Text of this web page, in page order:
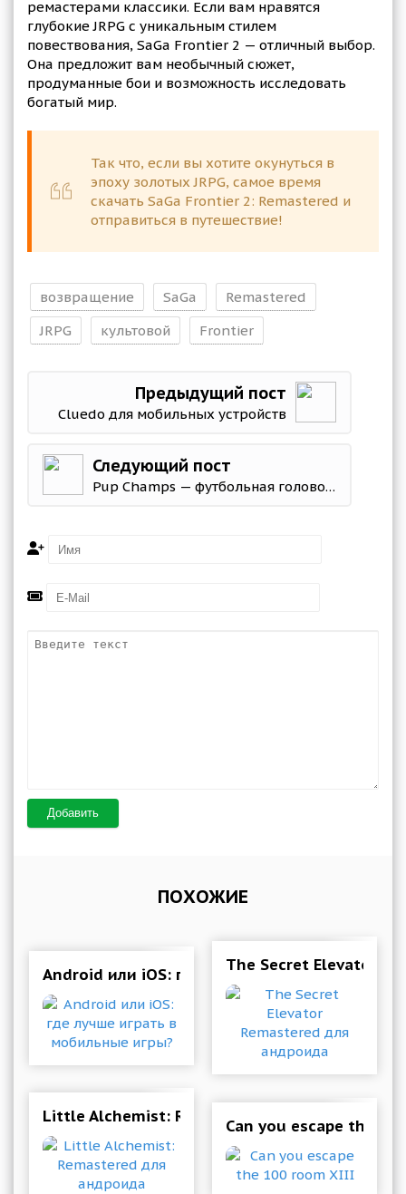
ремастерами классики. Если вам нравятся
глубокие JRPG с уникальным стилем
повествования, SaGa Frontier 2 — отличный выбор.
Она предложит вам необычный сюжет,
продуманные бои и возможность исследовать
богатый мир.
Так что, если вы хотите окунуться в
эпоху золотых JRPG, самое время
скачать SaGa Frontier 2: Remastered и
отправиться в путешествие!
возвращение SaGa
Remastered
JRPG
культовой Frontier
Предыдущий пост
Cluedo для мобильных устройств
Следующий пост
Pup Champs — футбольная головоломка с очаровательными щенками! ⚽🐶
Добавить
ПОХОЖИЕ
Android или iOS: где лучше играть в
The Secret Elevator
Little Alchemist: Remastered для андроида
Can you escape the